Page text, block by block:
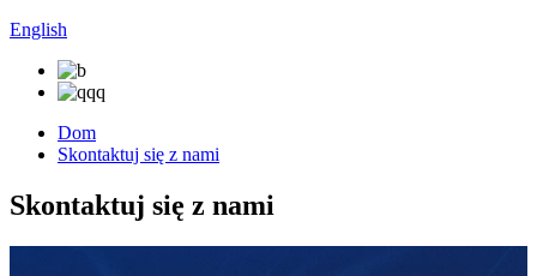
English
Dom
Skontaktuj się z nami
Skontaktuj się z nami